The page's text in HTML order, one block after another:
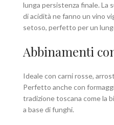
lunga persistenza finale. La
di acidità ne fanno un vino
setoso, perfetto per un
Abbinamenti
Ideale con carni rosse,
Perfetto anche con
tradizione toscana come la
a base di funghi.